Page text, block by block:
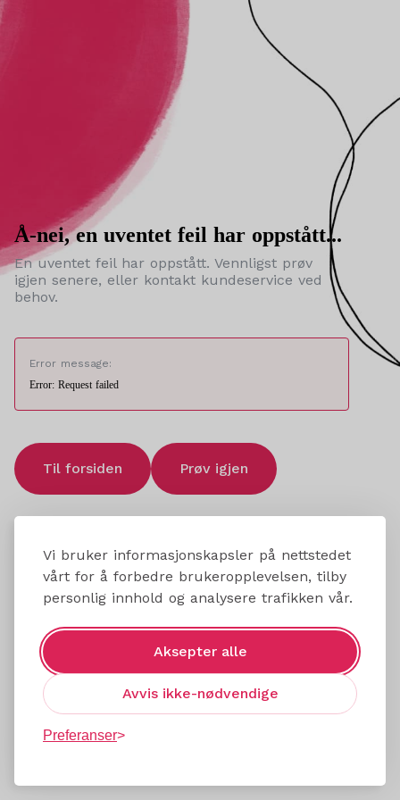
Vi bruker informasjonskapsler på nettstedet
vårt for å forbedre brukeropplevelsen, tilby
personlig innhold og analysere trafikken vår.
Aksepter alle
Avvis ikke-nødvendige
Preferanser
Å-nei, en uventet feil har oppstått...
En uventet feil har oppstått. Vennligst prøv
igjen senere, eller kontakt kundeservice ved
behov.
Error message:
Error: Request failed
Til forsiden Prøv igjen